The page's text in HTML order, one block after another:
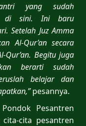
yang sudah
di sini. Ini baru
Setelah Juz Amma
Al-Qur’an secara
Qur’an. Begitu juga
berarti sudah
belajar dan
pesannya.
Pesantren
cita pesantren